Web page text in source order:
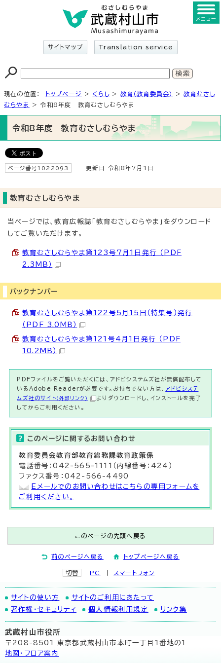
サイトマップ Translation service
メニュー
現在の位置： トップページ > くらし > 教育（教育委員会） >教育むさし
むらやま
> 令和8年度 教育むさしむらやま
令和8年度 教育むさしむらやま
ページ番号1022093 更新日 令和8年7月1日
教育むさしむらやま
当ページでは、教育広報誌「教育むさしむらやま」をダウンロード
してご覧いただけます。
教育むさしむらやま第123号7月1日発行 （PDF
2.3MB）
バックナンバー
教育むさしむらやま第122号5月15日（特集号）発行
（PDF 3.0MB）
教育むさしむらやま第121号4月1日発行 （PDF
10.2MB）
PDFファイルをご覧いただくには、アドビシステムズ社が無償配布して
いるAdobe Readerが必要です。お持ちでない方は、アドビシステ
ムズ社のサイト （外部リンク）
よりダウンロードし、インストールを完了
してからご利用ください。
このページに関する お問い合わせ
教育委員会教育部教育総務課教育政策係
電話番号：042-565-1111（内線番号：424）
ファクス番号：042-566-4490
Eメールでのお問い合わせはこちらの専用フォームを
ご利用ください。
このページの先頭へ戻る
前のページへ戻る トップページへ戻る
切替 PC スマートフォン
サイトの使い方
サイトのご利用にあたって
著作権・セキュリティ
個人情報利用規定 リンク集
武蔵村山市役所
〒208-8501 東京都武蔵村山市本町一丁目1番地の1
地図･フロア案内